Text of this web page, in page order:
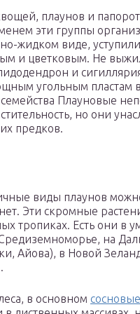
плаунов и
эти группы
жидком виде,
и цветковым. Не
и
угольным пластам
Плауновые
но они
предков.
виды плаунов
Эти скромные
тропиках. Есть они в
на
Айова), в Новой
в основном сосновые